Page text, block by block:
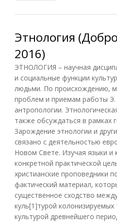
Этнология
2016)
ЭТНОЛОГИЯ – научная
и социальные функции
людьми. По происхождению,
проблем и приемам работы Э.
антропологии.
также обсуждаться в рамках
Зарождение этнологии и
связано с деятельностью
Новом Свете. Изучая языки и
конкретной практической
христианские проповедники
фактический материал,
существенное сходство
куль[1]турой
культурой древнейшего